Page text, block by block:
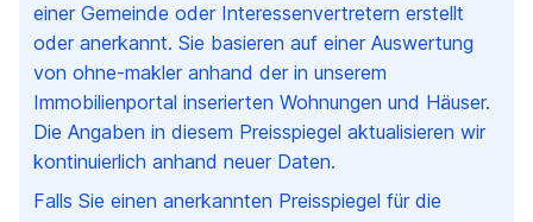
einer Gemeinde oder Interessenvertretern erstellt
oder anerkannt. Sie basieren auf einer Auswertung
von ohne-makler anhand der in unserem
Immobilienportal inserierten Wohnungen und Häuser.
Die Angaben in diesem Preisspiegel aktualisieren wir
kontinuierlich anhand neuer Daten.
Falls Sie einen anerkannten Preisspiegel für die